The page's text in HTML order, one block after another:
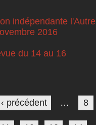
indépendante l'Autre
2016
du 14 au 16
‹ précédent … 8